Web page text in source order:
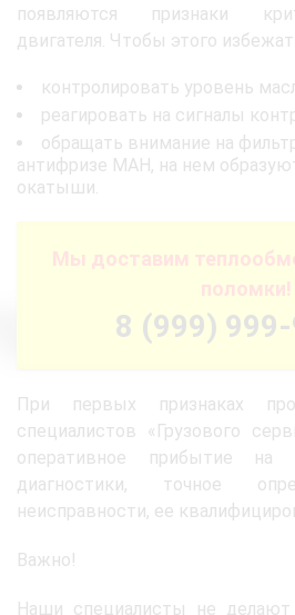
появляются признаки
двигателя. Чтобы этого
контролировать уровень
реагировать на сигналы
обращать внимание на
антифризе МАН, на нем
окатыши.
Мы доставим
поломки!
8 (999)
При первых признаках
специалистов «Грузового
оперативное прибытие на
диагностики, точное
неисправности, ее
Важно!
Наши специалисты не